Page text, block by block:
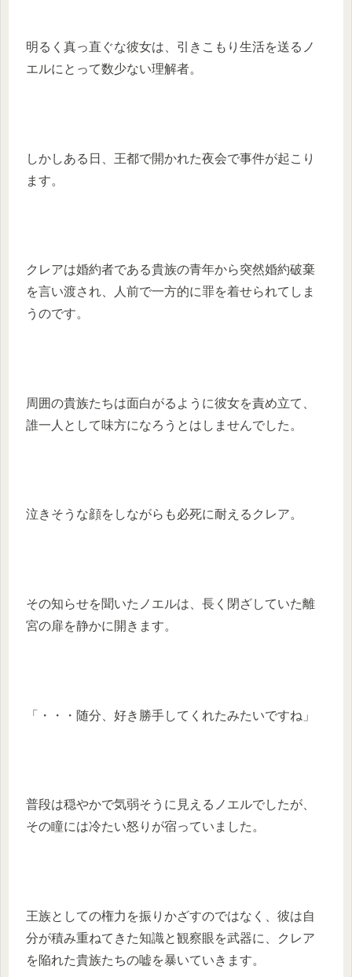
明るく真っ直ぐな彼女は、引きこもり生活を送るノ
エルにとって数少ない理解者。
しかしある日、王都で開かれた夜会で事件が起こり
ます。
クレアは婚約者である貴族の青年から突然婚約破棄
を言い渡され、人前で一方的に罪を着せられてしま
うのです。
周囲の貴族たちは面白がるように彼女を責め立て、
誰一人として味方になろうとはしませんでした。
泣きそうな顔をしながらも必死に耐えるクレア。
その知らせを聞いたノエルは、長く閉ざしていた離
宮の扉を静かに開きます。
「・・・随分、好き勝手してくれたみたいですね」
普段は穏やかで気弱そうに見えるノエルでしたが、
その瞳には冷たい怒りが宿っていました。
王族としての権力を振りかざすのではなく、彼は自
分が積み重ねてきた知識と観察眼を武器に、クレア
を陥れた貴族たちの嘘を暴いていきます。